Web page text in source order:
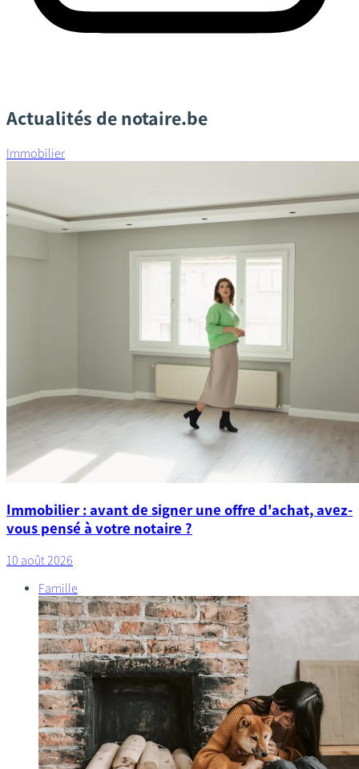
Actualités de notaire.be
Immobilier
Immobilier : avant de signer une offre d'achat, avez-
vous pensé à votre notaire ?
10 août 2026
Famille